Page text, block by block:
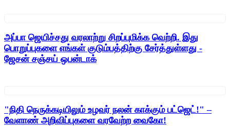
அப்பா ஜெயிச்சது வரலாற்று சிறப்புமிக்க வெற்றி. இது
பொறுப்புகளை எங்கள் குடும்பத்திற்கு சேர்த்துள்ளது -
ஜேசன் சஞ்சய் ஒபன்டாக்
"நிதி நெருக்கடியிலும் உழவர் நலன் காக்கும் பட்ஜெட்!" –
வேளாண் அறிவிப்புகளை வரவேற்ற வைகோ!